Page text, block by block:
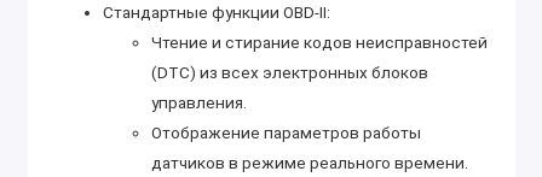
Стандартные функции OBD-II:
Чтение и стирание кодов неисправностей
(DTC) из всех электронных блоков
управления.
Отображение параметров работы
датчиков в режиме реального времени.